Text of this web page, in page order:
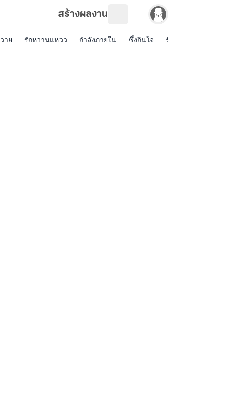
สร้างผลงาน
วาย รักหวานแหวว กำลังภายใน ซึ้งกินใจ รักแฟนตาซี